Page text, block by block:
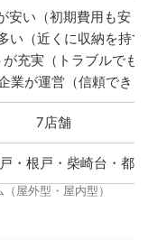
安い（初期費用も安
い（近くに収納を持
充実（トラブルでも
業が運営（信頼でき
7店舗
・根戸・柴崎台・都
屋外型・屋内型）